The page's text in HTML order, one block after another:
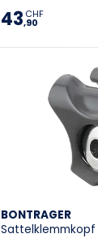
43,90
CHF
BONTRAGER
Sattelklemmkopf